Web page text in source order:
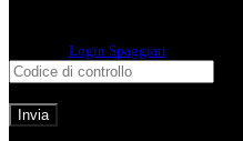
Login Spaggiari